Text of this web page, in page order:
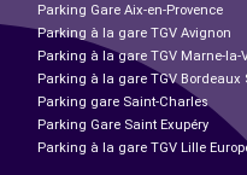
Parking Gare Aix-en-Provence
Parking à la gare TGV Avignon
Parking à la gare TGV Marne-la-
Parking à la gare TGV Bordeaux
Parking gare Saint-Charles
Parking Gare Saint Exupéry
Parking à la gare TGV Lille